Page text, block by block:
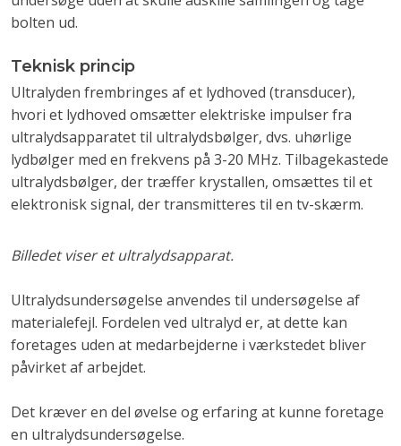
bolten ud.
Teknisk princip
Ultralyden frembringes af et lydhoved (transducer),
hvori et lydhoved omsætter elektriske impulser fra
ultralydsapparatet til ultralydsbølger, dvs. uhørlige
lydbølger med en frekvens på 3-20 MHz. Tilbagekastede
ultralydsbølger, der træffer krystallen, omsættes til et
elektronisk signal, der transmitteres til en tv-skærm.
​Billedet viser et ultralydsapparat.
Ultralydsundersøgelse anvendes til undersøgelse af
materialefejl. Fordelen ved ultralyd er, at dette kan
foretages uden at medarbejderne i værkstedet bliver
påvirket af arbejdet.
Det kræver en del øvelse og erfaring at kunne foretage
en ultralydsundersøgelse.